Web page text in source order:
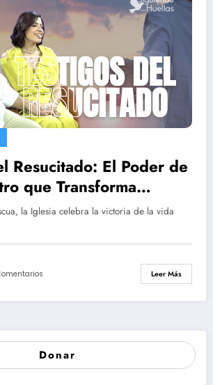
Resucitado: El Poder de
que Transforma
la Iglesia celebra la victoria de la vida
Leer Más
Donar